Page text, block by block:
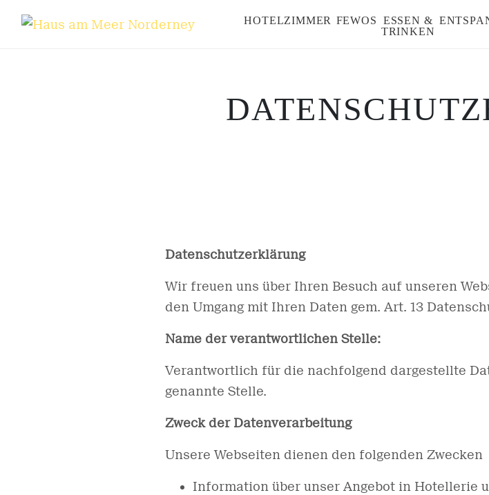
HOTELZIMMER FEWOS
ESSEN &
TRINKEN
Datenschutzerklärung
Wir freuen uns über Ihren Besuch auf unseren
den Umgang mit Ihren Daten gem. Art. 13
Name der verantwortlichen Stelle:
Verantwortlich für die nachfolgend dargestellte
genannte Stelle.
Zweck der Datenverarbeitung
Unsere Webseiten dienen den folgenden Zwecken
Information über unser Angebot in Hotellerie